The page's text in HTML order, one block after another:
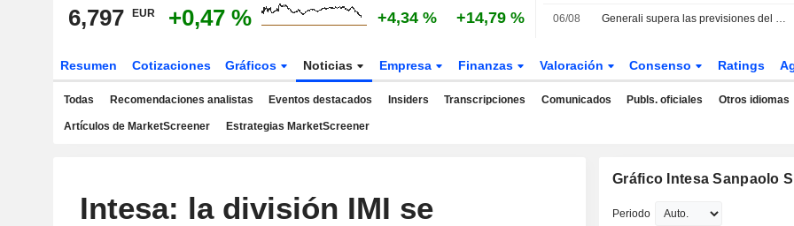
6,797 EUR +0,47 % +4,34 % +14,79 % 06/08 Generali supera las previsiones del primer semestre y lanza una recompra de acciones de 500 millones EUR
Resumen Cotizaciones Gráficos Noticias Empresa Finanzas Valoración Consenso Ratings
Todas Recomendaciones analistas Eventos destacados Insiders Transcripciones Comunicados Publs. oficiales Otros idiomas
Artículos de MarketScreener Estrategias MarketScreener
Intesa: la división IMI se
Gráfico Intesa Sanpaolo
Periodo